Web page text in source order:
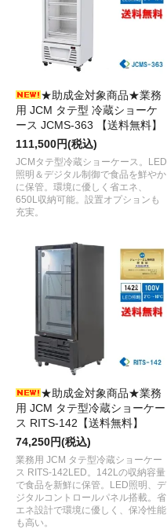
★助成金対象商品★業務
用 JCM タテ型 冷蔵ショーケ
ース JCMS-363 【送料無料】
111,500円(税込)
JCMタテ型冷蔵ショーケース。LED
照明＆デジタル制御で食品を鮮やか
に保管。環境に優しく省エネ、
650L収納可能。設置オプションも
充実。
★助成金対象商品★業務
用 JCM タテ型冷蔵ショーケー
ス RITS-142【送料無料】
74,250円(税込)
業務用 JCM タテ型冷蔵ショーケー
ス RITS-142LED。142Lの収納容量
で食品を新鮮に保管。LED照明、デ
ジタルコントロールパネル搭載。省
エネ設計で環境に優しく、保冷性能
も高い。